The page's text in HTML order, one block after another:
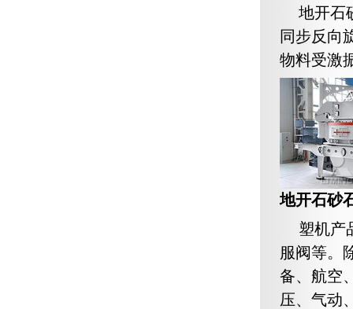
地开石
同步反向
物料受激
地开石砂
塑机产
服阀等。
备、航空
压、气动